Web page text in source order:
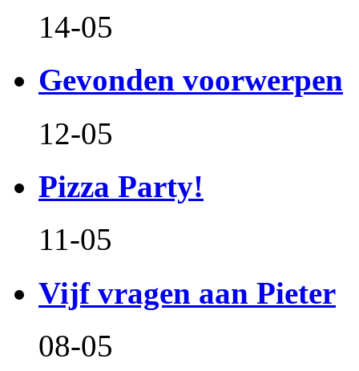
14-05
Gevonden voorwerpen
12-05
Pizza Party!
11-05
Vijf vragen aan Pieter
08-05